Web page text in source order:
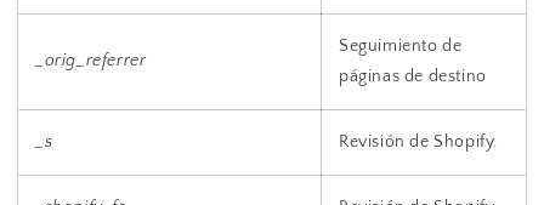
_orig_referrer
Seguimiento de
páginas de destino
_s Revisión de Shopify.